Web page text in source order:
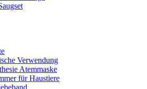
Verwendung
Atemmaske
für Haustiere